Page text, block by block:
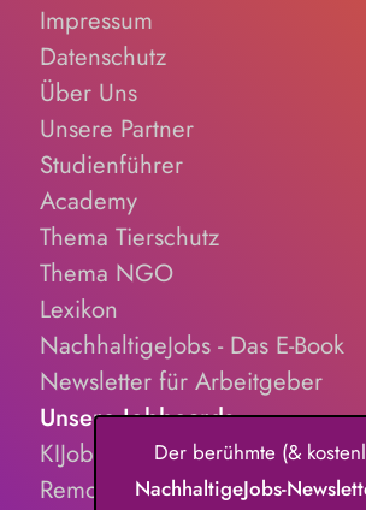
Impressum
Datenschutz
Über Uns
Unsere Partner
Studienführer
Academy
Thema Tierschutz
Thema NGO
Lexikon
NachhaltigeJobs - Das E-Book
Newsletter für Arbeitgeber
Unsere Jobboards
KIJobs.de
RemoteJobs.de
Der berühmte (&
NachhaltigeJobs-